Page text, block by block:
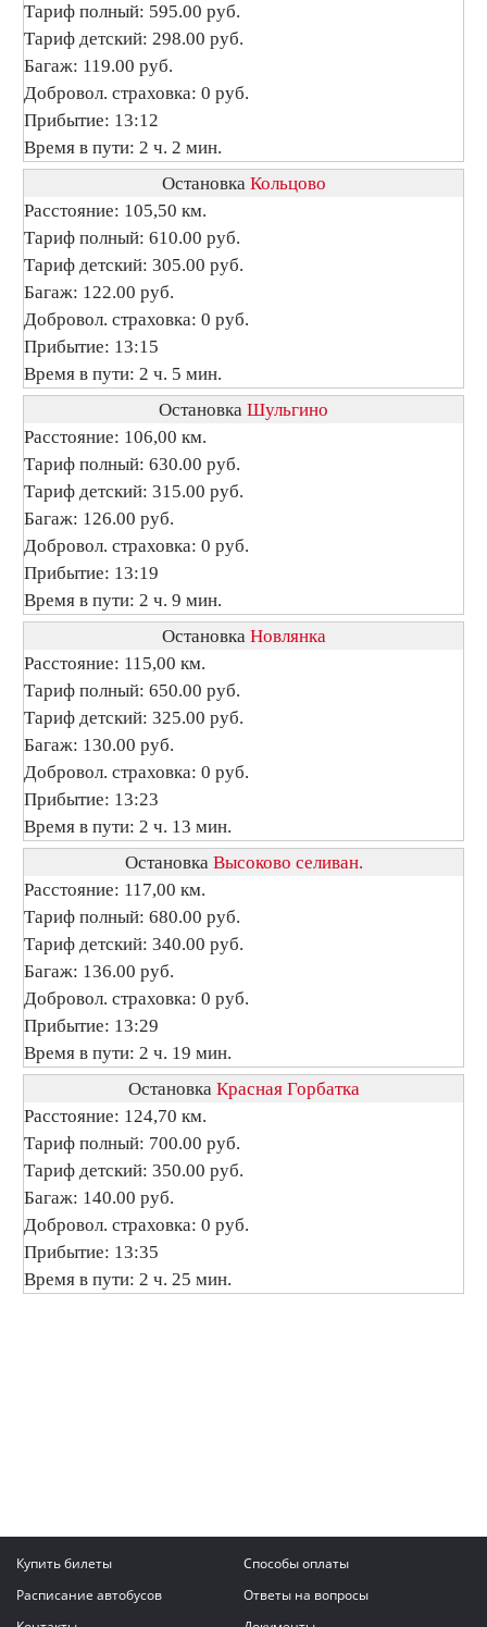
Тариф полный: 595.00 руб.
Тариф детский: 298.00 руб.
Багаж: 119.00 руб.
Добровол. страховка: 0 руб.
Прибытие: 13:12
Время в пути: 2 ч. 2 мин.
Остановка Кольцово
Расстояние: 105,50 км.
Тариф полный: 610.00 руб.
Тариф детский: 305.00 руб.
Багаж: 122.00 руб.
Добровол. страховка: 0 руб.
Прибытие: 13:15
Время в пути: 2 ч. 5 мин.
Остановка Шульгино
Расстояние: 106,00 км.
Тариф полный: 630.00 руб.
Тариф детский: 315.00 руб.
Багаж: 126.00 руб.
Добровол. страховка: 0 руб.
Прибытие: 13:19
Время в пути: 2 ч. 9 мин.
Остановка Новлянка
Расстояние: 115,00 км.
Тариф полный: 650.00 руб.
Тариф детский: 325.00 руб.
Багаж: 130.00 руб.
Добровол. страховка: 0 руб.
Прибытие: 13:23
Время в пути: 2 ч. 13 мин.
Остановка Высоково селиван.
Расстояние: 117,00 км.
Тариф полный: 680.00 руб.
Тариф детский: 340.00 руб.
Багаж: 136.00 руб.
Добровол. страховка: 0 руб.
Прибытие: 13:29
Время в пути: 2 ч. 19 мин.
Остановка Красная Горбатка
Расстояние: 124,70 км.
Тариф полный: 700.00 руб.
Тариф детский: 350.00 руб.
Багаж: 140.00 руб.
Добровол. страховка: 0 руб.
Прибытие: 13:35
Время в пути: 2 ч. 25 мин.
Купить билеты
Способы оплаты
Расписание автобусов
Ответы на вопросы